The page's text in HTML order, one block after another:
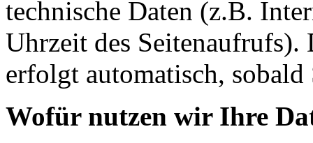
technische Daten (z.B.
Uhrzeit des Seitenaufrufs).
erfolgt automatisch, sobald
Wofür nutzen wir Ihre